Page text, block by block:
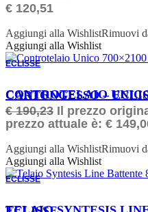
€ 120,51
Aggiungi alla WishlistRimuovi
Aggiungi alla Wishlist
ECLISSE
ORDINABILE
CONTROTELAIO UNICO 700×2100 CARTONGESSO –
€190,23 Il prezzo
prezzo attuale è: €
Aggiungi alla WishlistRimuovi
Aggiungi alla Wishlist
ECLISSE
ORDINABILE